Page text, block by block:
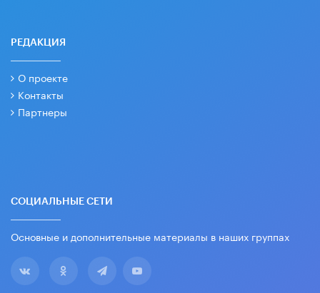
РЕДАКЦИЯ
О проекте
Контакты
Партнеры
СОЦИАЛЬНЫЕ СЕТИ
Основные и дополнительные материалы в наших группах